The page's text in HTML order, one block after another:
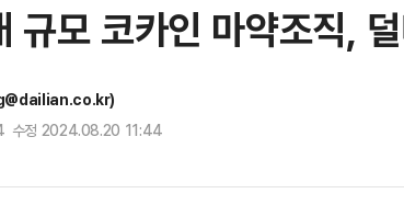
규모 코카인 마약조직,
수정 2024.08.20 11:44